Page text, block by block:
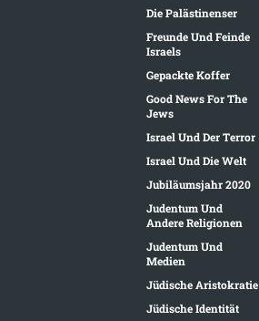
Die Palästinenser
Freunde Und Feinde
Israels
Gepackte Koffer
Good News For The
Jews
Israel Und Der Terror
Israel Und Die Welt
Jubiläumsjahr 2020
Judentum Und
Andere Religionen
Judentum Und
Medien
Jüdische Aristokratie
Jüdische Identität